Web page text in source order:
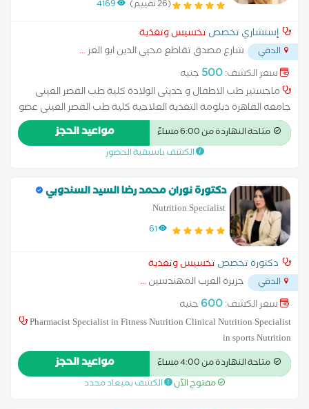
(26 تقييم) 4169
إستشاري تخصص تخسيس وتغذية
الدقي شارع مصدق تقاطع محيي الدين ابو العز...
سعر الكشف:500 جنيه
ماجستير طب الاطفال و حديثى الولادة كلية طب القصر العينى
جامعه القاهرة دبلومة التغذية العلاجية كلية طب القصر العينى عضو
الجمعية المصرية للتغذية العلاجية عضو الجمعية المصرية لطب
الاطفال و حديثى الولاده استشارى طب الاطفال مستشفي نيو جيزة
متاحة النهاردة من 6:00 مساءً مواعيد الحجز
الكشف باسبقية الحضور
دكتورة نوران محمد رضا السيد السندوبي
Nutrition Specialist
61
دكتورة تخصص تخسيس وتغذية
الدقي جزيرة العرب المهندسين...
سعر الكشف:600 جنيه
Pharmacist Specialist in Fitness Nutrition Clinical Nutrition Specialist
in sports Nutrition
متاحة النهاردة من 4:00 مساءً مواعيد الحجز
مفتوح الآن الكشف بميعاد محدد